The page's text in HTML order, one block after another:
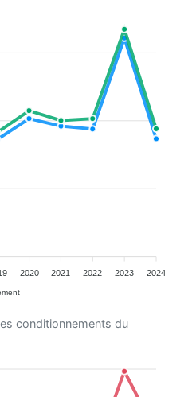
2020 2021 2022 2023 2024
conditionnements du